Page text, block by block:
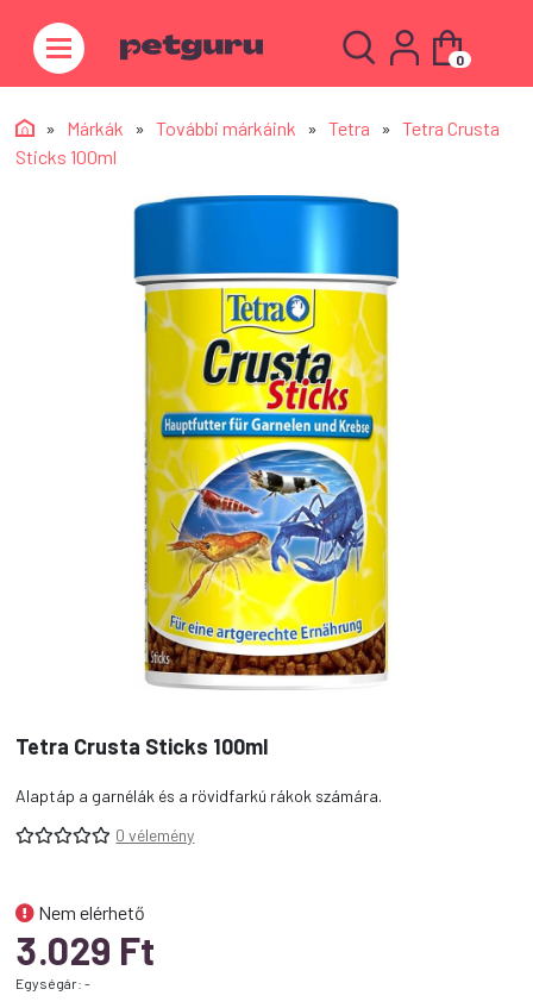
0
» Márkák » További márkáink » Tetra » Tetra Crusta
Sticks 100ml
Tetra Crusta Sticks 100ml
Alaptáp a garnélák és a rövidfarkú rákok számára.
0 vélemény
Nem elérhető
3.029 Ft
Egységár: -